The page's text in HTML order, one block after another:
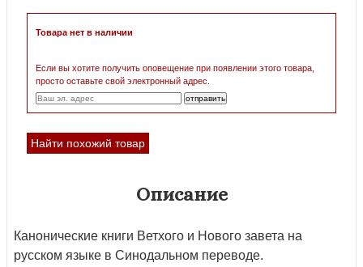
Товара нет в наличии
Если вы хотите получить оповещение при появлении этого товара,
просто оставьте свой электронный адрес.
Найти похожий товар
Описание
Канонические книги Ветхого и Нового завета на
русском языке в Синодальном переводе.